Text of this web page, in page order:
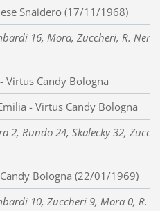
Snaidero (17/11/1968)
16, Mora, Zuccheri, R.
Virtus Candy Bologna
- Virtus Candy Bologna
2, Rundo 24, Skalecky 32,
Bologna (22/01/1969)
10, Zuccheri 9, Mora 0, R.